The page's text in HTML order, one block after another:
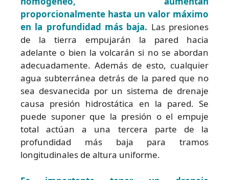
proporcionalmente hasta un valor máximo
en la profundidad más baja. Las presiones
de la tierra empujarán la pared hacia
adelante o bien la volcarán si no se abordan
adecuadamente. Además de esto, cualquier
agua subterránea detrás de la pared que no
sea desvanecida por un sistema de drenaje
causa presión hidrostática en la pared. Se
puede suponer que la presión o el empuje
total actúan a una tercera parte de la
profundidad más baja para tramos
longitudinales de altura uniforme.